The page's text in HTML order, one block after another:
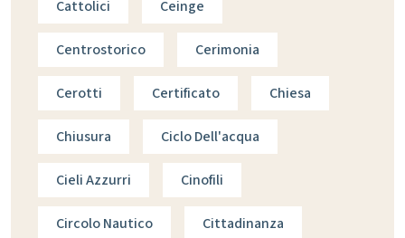
Cattolici Ceinge
Centrostorico Cerimonia
Cerotti Certificato Chiesa
Chiusura Ciclo Dell'acqua
Cieli Azzurri Cinofili
Circolo Nautico Cittadinanza